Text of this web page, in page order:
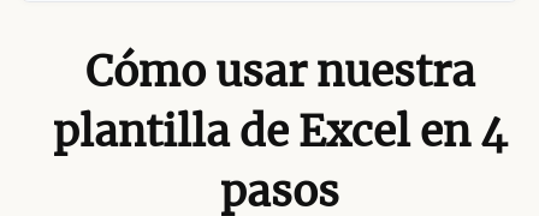
Cómo usar nuestra
plantilla de Excel en 4
pasos